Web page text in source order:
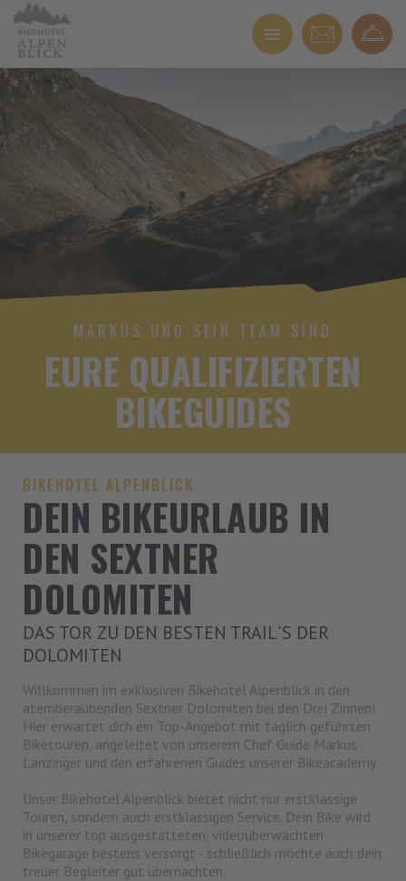
MARKUS UND SEIN TEAM SIND
EURE QUALIFIZIERTEN
BIKEGUIDES
BIKEHOTEL ALPENBLICK
DEIN BIKEURLAUB IN
DEN SEXTNER
DOLOMITEN
DAS TOR ZU DEN BESTEN TRAIL´S DER
DOLOMITEN
Willkommen im exklusiven Bikehotel Alpenblick in den
atemberaubenden Sextner Dolomiten bei den Drei Zinnen!
Hier erwartet dich ein Top-Angebot mit täglich geführten
Biketouren, angeleitet von unserem Chef Guide Markus
Lanzinger und den erfahrenen Guides unserer Bikeacademy.
Unser Bikehotel Alpenblick bietet nicht nur erstklassige
Touren, sondern auch erstklassigen Service. Dein Bike wird
in unserer top ausgestatteten, videoüberwachten
Bikegarage bestens versorgt - schließlich möchte auch dein
treuer Begleiter gut übernachten.